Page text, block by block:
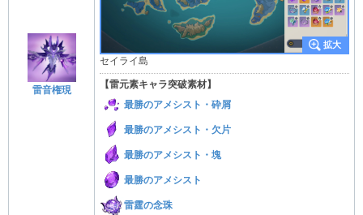
雷音権現
セイライ島
【雷元素キャラ突破素材】
最勝のアメシスト・砕屑
最勝のアメシスト・欠片
最勝のアメシスト・塊
最勝のアメシスト
雷霆の念珠